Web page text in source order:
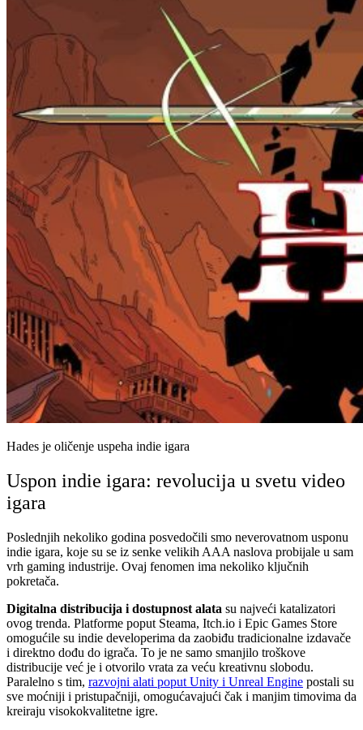
Hades je oličenje uspeha indie igara
Uspon indie igara: revolucija u svetu video
igara
Poslednjih nekoliko godina posvedočili smo neverovatnom usponu
indie igara, koje su se iz senke velikih AAA naslova probijale u sam
vrh gaming industrije. Ovaj fenomen ima nekoliko ključnih
pokretača.
Digitalna distribucija i dostupnost alata su najveći katalizatori
ovog trenda. Platforme poput Steama, Itch.io i Epic Games Store
omogućile su indie developerima da zaobiđu tradicionalne izdavače
i direktno dođu do igrača. To je ne samo smanjilo troškove
distribucije već je i otvorilo vrata za veću kreativnu slobodu.
Paralelno s tim, razvojni alati poput Unity i Unreal Engine postali su
sve moćniji i pristupačniji, omogućavajući čak i manjim timovima da
kreiraju visokokvalitetne igre.